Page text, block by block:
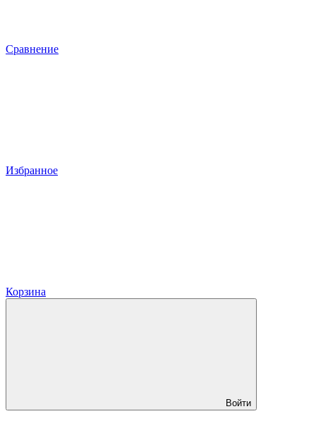
Сравнение
Избранное
Корзина
Войти